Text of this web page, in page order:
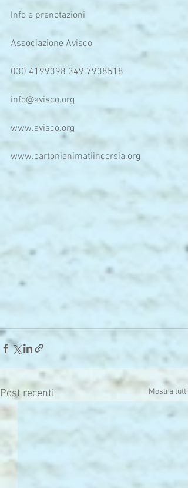
Info e prenotazioni
Associazione Avisco
030 4199398 349 7938518
info@avisco.org
www.avisco.org
www.cartonianimatiincorsia.org
Post recenti Mostra tutti